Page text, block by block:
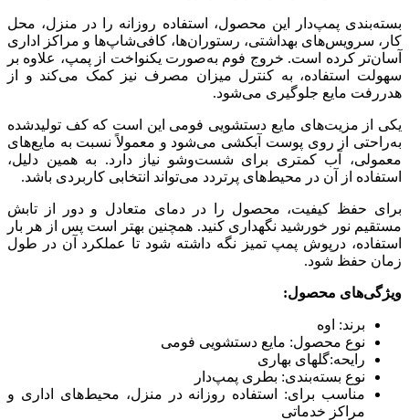
بسته‌بندی پمپ‌دار این محصول، استفاده روزانه را در منزل، محل
کار، سرویس‌های بهداشتی، رستوران‌ها، کافی‌شاپ‌ها و مراکز اداری
آسان‌تر کرده است. خروج فوم به‌صورت یکنواخت از پمپ، علاوه بر
سهولت استفاده، به کنترل میزان مصرف نیز کمک می‌کند و از
هدررفت مایع جلوگیری می‌شود.
یکی از مزیت‌های مایع دستشویی فومی این است که کف تولیدشده
به‌راحتی از روی پوست آبکشی می‌شود و معمولاً نسبت به مایع‌های
معمولی، آب کمتری برای شست‌وشو نیاز دارد. به همین دلیل،
استفاده از آن در محیط‌های پرتردد می‌تواند انتخابی کاربردی باشد.
برای حفظ کیفیت، محصول را در دمای متعادل و دور از تابش
مستقیم نور خورشید نگهداری کنید. همچنین بهتر است پس از هر بار
استفاده، درپوش پمپ تمیز نگه داشته شود تا عملکرد آن در طول
زمان حفظ شود.
ویژگی‌های محصول:
برند: اوه
نوع محصول: مایع دستشویی فومی
رایحه:گلهای بهاری
نوع بسته‌بندی: بطری پمپ‌دار
مناسب برای: استفاده روزانه در منزل، محیط‌های اداری و
مراکز خدماتی